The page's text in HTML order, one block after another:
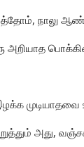
நாலு
அறியாத
முடியாதவை
அது,